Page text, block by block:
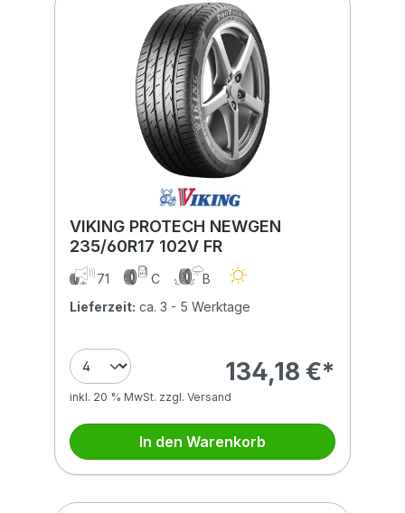
VIKING PROTECH NEWGEN
235/60R17 102V FR
71 C
B
Lieferzeit: ca. 3 - 5 Werktage
134,18 €*
inkl. 20 % MwSt. zzgl. Versand
In den Warenkorb